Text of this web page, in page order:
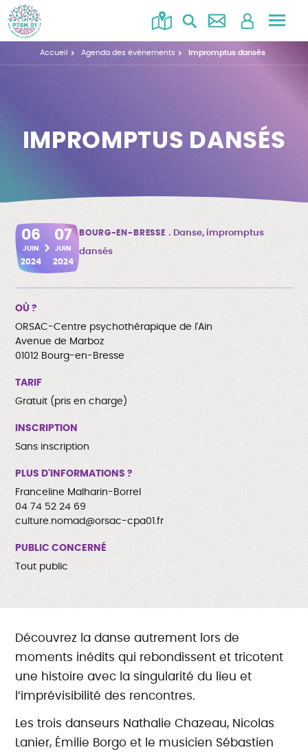
au
menu
Accueil Agenda des évènements Impromptus dansés
IMPROMPTUS DANSÉS
06
JUIN
2024
07
JUIN
2024
BOURG-EN-BRESSE Danse, impromptus
dansés
OÙ ?
ORSAC-Centre psychothérapique de l'Ain
Avenue de Marboz
01012 Bourg-en-Bresse
TARIF
Gratuit (pris en charge)
INSCRIPTION
Sans inscription
PLUS D'INFORMATIONS ?
Franceline Malharin-Borrel
04 74 52 24 69
culture.nomad@orsac-cpa01.fr
PUBLIC CONCERNÉ
Tout public
Découvrez la danse autrement lors de
moments inédits qui rebondissent et tricotent
une histoire avec la singularité du lieu et
l’imprévisibilité des rencontres.
Les trois danseurs Nathalie Chazeau, Nicolas
Lanier, Émilie Borgo et le musicien Sébastien